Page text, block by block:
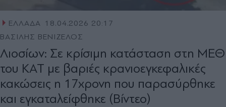
ΕΛΛΑΔΑ 18.04.2026 20:17
ΒΑΣΙΛΗΣ ΒΕΝΙΖΕΛΟΣ
Λιοσίων: Σε κρίσιμη κατάσταση στη ΜΕΘ
του ΚΑΤ με βαριές κρανιοεγκεφαλικές
κακώσεις η 17χρονη που παρασύρθηκε
και εγκαταλείφθηκε (Βίντεο)